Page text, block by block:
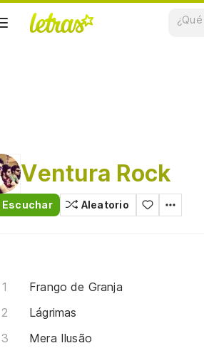
Ventura Rock
Escuchar Aleatorio
Frango de Granja
Lágrimas
Mera Ilusão